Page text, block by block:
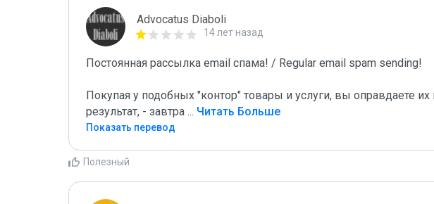
Advocatus Diaboli
14 лет назад
Постоянная рассылка email спама! / Regular email spam sending!
Покупая у подобных "контор" товары и услуги, вы оправдаете
результат, - завтра ... Читать Больше
Показать перевод
Полезный